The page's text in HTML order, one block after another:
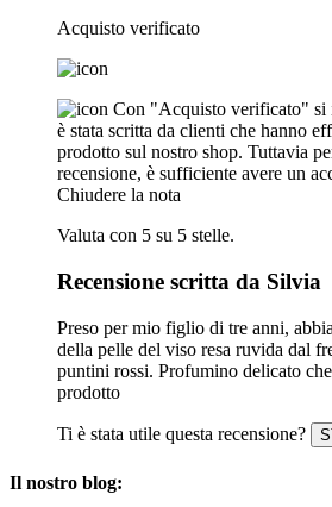
Acquisto verificato
Con "Acquisto verificato" si
è stata scritta da clienti che hanno
prodotto sul nostro shop. Tuttavia
recensione, è sufficiente avere un
Chiudere la nota
Valuta con 5 su 5 stelle.
Recensione scritta da Silvia
Preso per mio figlio di tre anni,
della pelle del viso resa ruvida dal
puntini rossi. Profumino delicato
prodotto
Ti è stata utile questa recensione?
Il nostro blog: